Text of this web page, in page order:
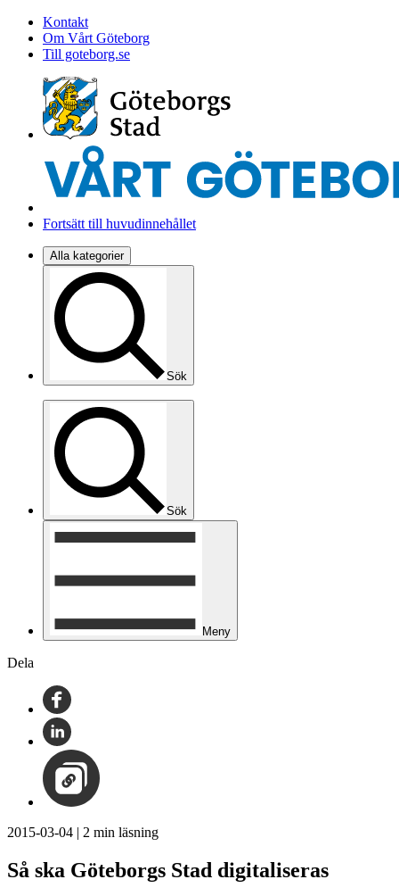
Kontakt
Om Vårt Göteborg
Till goteborg.se
Fortsätt till huvudinnehållet
Alla kategorier
Sök
Sök
Meny
Dela
2015-03-04 | 2 min läsning
Så ska Göteborgs Stad digitaliseras